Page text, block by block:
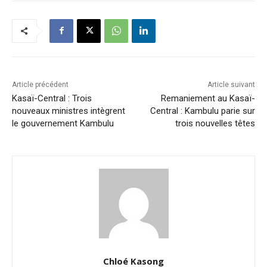
Article précédent
Kasaï-Central : Trois
nouveaux ministres intègrent
le gouvernement Kambulu
Article suivant
Remaniement au Kasaï-
Central : Kambulu parie sur
trois nouvelles têtes
Chloé Kasong